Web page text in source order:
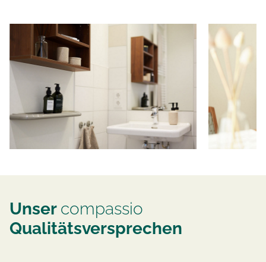
Unser compassio
Qualitätsversprechen